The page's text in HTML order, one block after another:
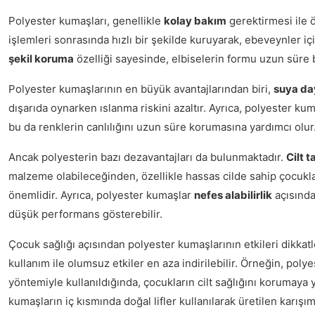
Polyester kumaşları, genellikle kolay bakım gerektirmesi ile
işlemleri sonrasında hızlı bir şekilde kuruyarak, ebeveynler
şekil koruma özelliği sayesinde, elbiselerin formu uzun süre
Polyester kumaşlarının en büyük avantajlarından biri, suya
dışarıda oynarken ıslanma riskini azaltır. Ayrıca, polyester
bu da renklerin canlılığını uzun süre korumasına yardımcı
Ancak polyesterin bazı dezavantajları da bulunmaktadır. Cilt
malzeme olabileceğinden, özellikle hassas cilde sahip
önemlidir. Ayrıca, polyester kumaşlar nefes alabilirlik
düşük performans gösterebilir.
Çocuk sağlığı açısından polyester kumaşlarının etkileri
kullanım ile olumsuz etkiler en aza indirilebilir. Örneğin,
yöntemiyle kullanıldığında, çocukların cilt sağlığını
kumaşların iç kısmında doğal lifler kullanılarak üretilen